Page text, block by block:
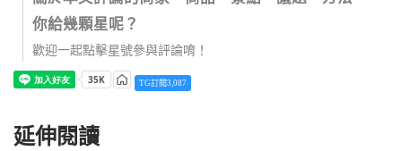
你給幾顆星呢？
歡迎一起點擊星號參與評論唷！
TG訂閱3,087
延伸閱讀